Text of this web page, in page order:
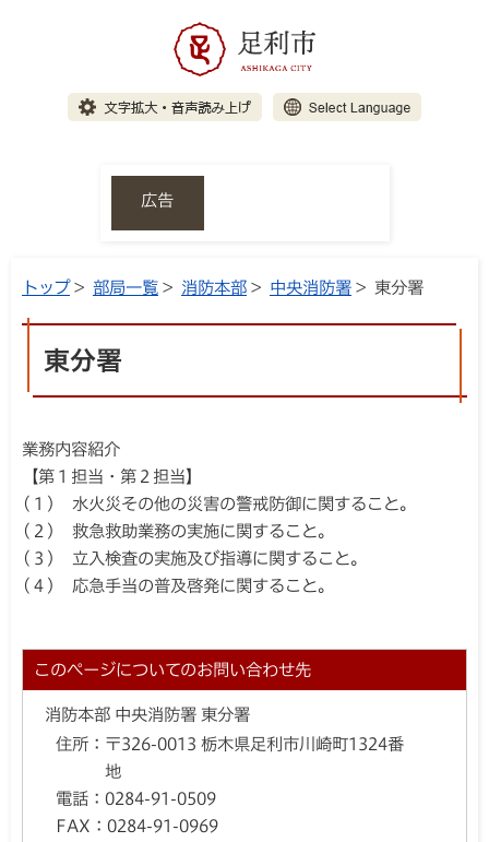
広告
トップ> 部局一覧 > 消防本部 > 中央消防署 > 東分署
東分署
業務内容紹介
【第１担当・第２担当】
(１) 水火災その他の災害の警戒防御に関すること。
(２) 救急救助業務の実施に関すること。
(３) 立入検査の実施及び指導に関すること。
(４) 応急手当の普及啓発に関すること。
このページについてのお問い合わせ先
消防本部 中央消防署 東分署
住所： 〒326-0013 栃木県足利市川崎町1324番
地
電話： 0284-91-0509
FAX： 0284-91-0969